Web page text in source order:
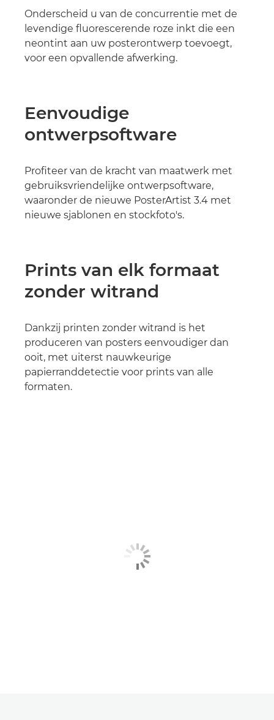
Onderscheid u van de concurrentie met de
levendige fluorescerende roze inkt die een
neontint aan uw posterontwerp toevoegt,
voor een opvallende afwerking.
Eenvoudige
ontwerpsoftware
Profiteer van de kracht van maatwerk met
gebruiksvriendelijke ontwerpsoftware,
waaronder de nieuwe PosterArtist 3.4 met
nieuwe sjablonen en stockfoto's.
Prints van elk formaat
zonder witrand
Dankzij printen zonder witrand is het
produceren van posters eenvoudiger dan
ooit, met uiterst nauwkeurige
papierranddetectie voor prints van alle
formaten.